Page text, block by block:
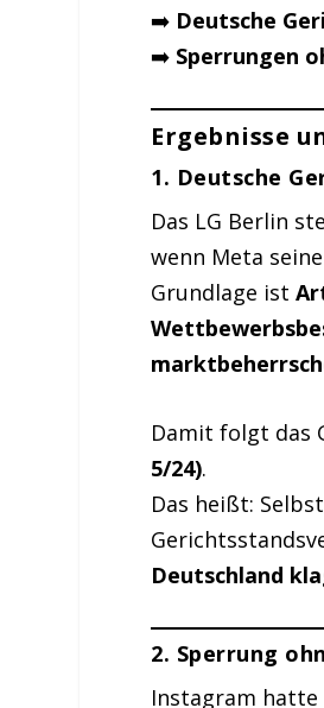
➡️ Deutsche
➡️ Sperrungen
Ergebnisse
1. Deutsche
Das LG Berlin
wenn Meta
Grundlage ist
Damit folgt das
5/24).
Das heißt:
Deutschland
2. Sperrung
Instagram hatte